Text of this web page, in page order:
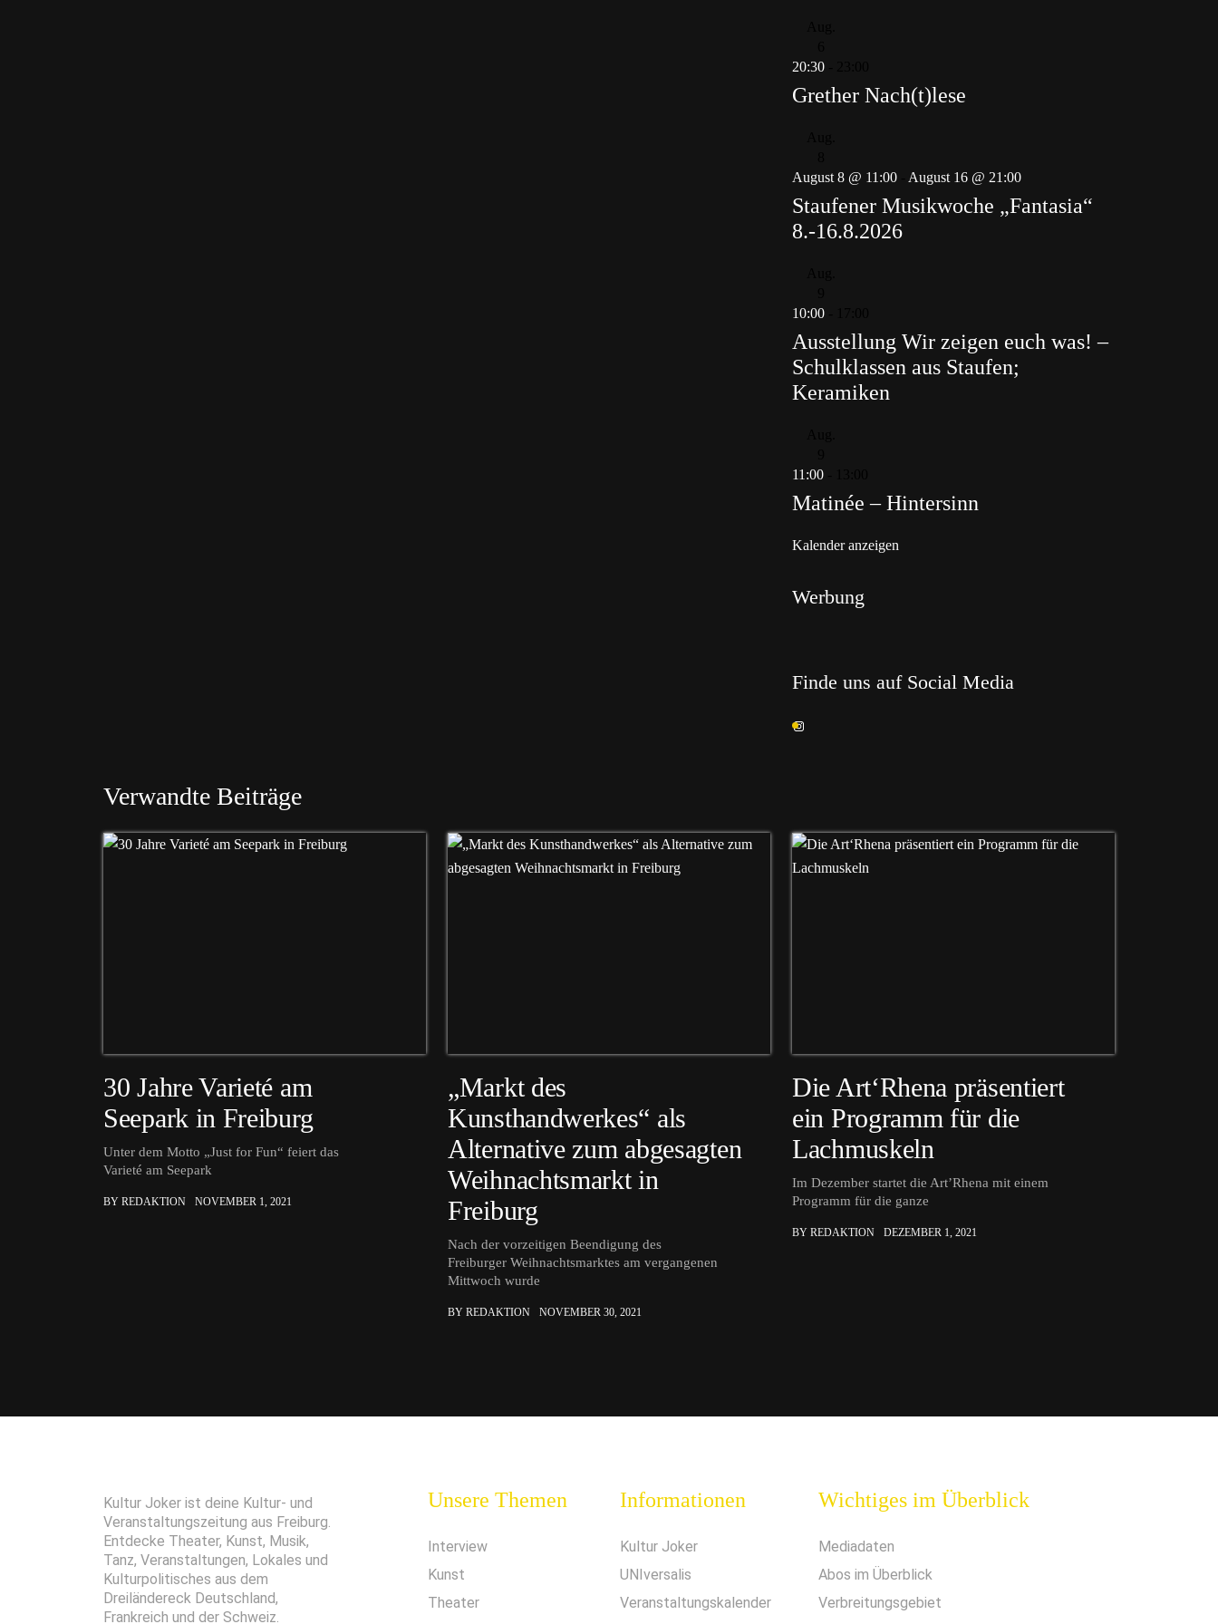
20:30
Grether Nach(t)lese
August 8 @ 11:00
August 16 @ 21:00
Staufener Musikwoche „Fantasia“
8.-16.8.2026
10:00
Ausstellung Wir zeigen euch was! –
Schulklassen aus Staufen;
Keramiken
11:00
Matinée – Hintersinn
Kalender anzeigen
Werbung
Finde uns auf Social Media
Verwandte Beiträge
30 Jahre Varieté am
Seepark in Freiburg
Unter dem Motto „Just for Fun“ feiert das
Varieté am Seepark
BY REDAKTION NOVEMBER 1, 2021
„Markt des
Kunsthandwerkes“ als
Alternative zum abgesagten
Weihnachtsmarkt in
Freiburg
Nach der vorzeitigen Beendigung des
Freiburger Weihnachtsmarktes am vergangenen
Mittwoch wurde
BY REDAKTION NOVEMBER 30, 2021
Die Art‘Rhena präsentiert
ein Programm für die
Lachmuskeln
Im Dezember startet die Art’Rhena mit einem
Programm für die ganze
BY REDAKTION DEZEMBER 1, 2021
Kultur Joker ist deine Kultur- und
Veranstaltungszeitung aus Freiburg.
Entdecke Theater, Kunst, Musik,
Tanz, Veranstaltungen, Lokales und
Kulturpolitisches aus dem
Dreiländereck Deutschland,
Frankreich und der Schweiz.
Unsere Themen
Interview
Kunst
Theater
Informationen
Kultur Joker
UNIversalis
Veranstaltungskalender
Wichtiges im Überblick
Mediadaten
Abos im Überblick
Verbreitungsgebiet